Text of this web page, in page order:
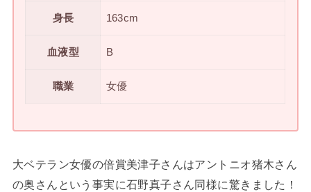
身長 163cm
血液型 B
職業 女優
大ベテラン女優の倍賞美津子さんはアントニオ猪木さん
の奥さんという事実に石野真子さん同様に驚きました！